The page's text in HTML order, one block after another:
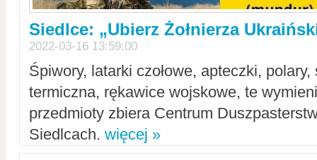
Siedlce: „Ubierz Żołnierza
2022-03-16 13:59:00
Śpiwory, latarki czołowe, apteczki,
termiczna, rękawice wojskowe, te
przedmioty zbiera Centrum
Siedlcach. więcej »